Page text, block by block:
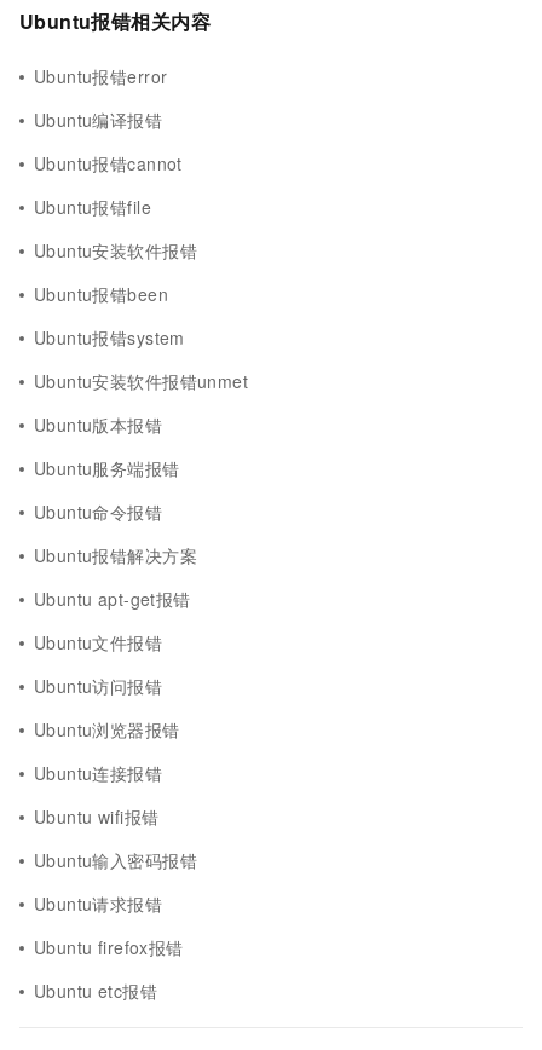
Ubuntu报错相关内容
Ubuntu报错error
Ubuntu编译报错
Ubuntu报错cannot
Ubuntu报错file
Ubuntu安装软件报错
Ubuntu报错been
Ubuntu报错system
Ubuntu安装软件报错unmet
Ubuntu版本报错
Ubuntu服务端报错
Ubuntu命令报错
Ubuntu报错解决方案
Ubuntu apt-get报错
Ubuntu文件报错
Ubuntu访问报错
Ubuntu浏览器报错
Ubuntu连接报错
Ubuntu wifi报错
Ubuntu输入密码报错
Ubuntu请求报错
Ubuntu firefox报错
Ubuntu etc报错